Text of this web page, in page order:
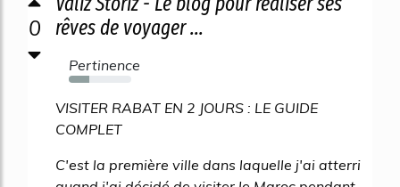
0
rêves de voyager ...
Pertinence
33%
VISITER RABAT EN 2 JOURS : LE GUIDE
COMPLET
C'est la première ville dans laquelle j'ai atterri